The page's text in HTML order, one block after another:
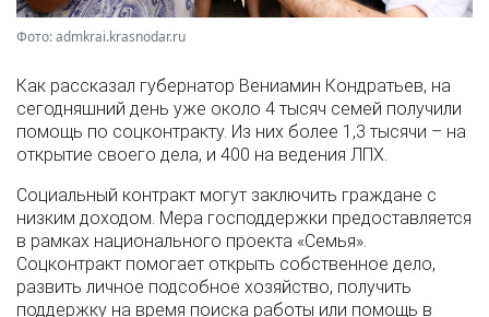
Фото: admkrai.krasnodar.ru
Как рассказал губернатор Вениамин Кондратьев, на
сегодняшний день уже около 4 тысяч семей получили
помощь по соцконтракту. Из них более 1,3 тысячи – на
открытие своего дела, и 400 на ведения ЛПХ.
Социальный контракт могут заключить граждане с
низким доходом. Мера господдержки предоставляется
в рамках национального проекта «Семья».
Соцконтракт помогает открыть собственное дело,
развить личное подсобное хозяйство, получить
поддержку на время поиска работы или помощь в